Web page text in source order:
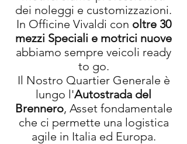
dei noleggi e customizzazioni.
In Officine Vivaldi con oltre 30
mezzi Speciali e motrici nuove
abbiamo sempre veicoli ready
to go.
Il Nostro Quartier Generale è
lungo l'Autostrada del
Brennero, Asset fondamentale
che ci permette una logistica
agile in Italia ed Europa.